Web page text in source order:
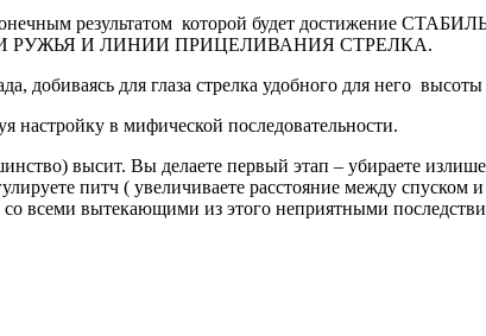
конечным результатом которой будет
И ЛИНИИ ПРИЦЕЛИВАНИЯ СТРЕЛКА.
добиваясь для глаза стрелка удобного для него
настройку в мифической последовательности.
высит. Вы делаете первый этап – убираете
питч ( увеличиваете расстояние между
всеми вытекающими из этого неприятными